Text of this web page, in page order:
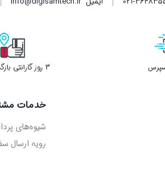
3 روز گارانتی بازگشت وجه
خدمات
شیوه‌های
رویه ارسال